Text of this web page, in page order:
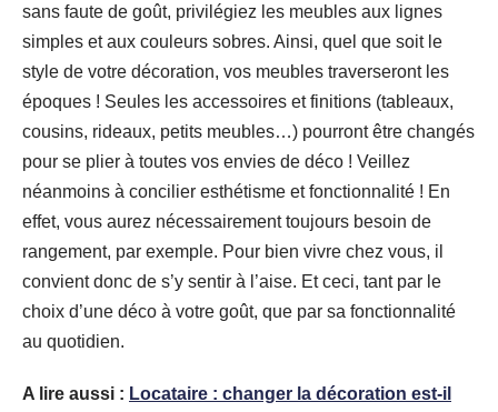
sans faute de goût, privilégiez les meubles aux lignes
simples et aux couleurs sobres. Ainsi, quel que soit le
style de votre décoration, vos meubles traverseront les
époques ! Seules les accessoires et finitions (tableaux,
cousins, rideaux, petits meubles…) pourront être changés
pour se plier à toutes vos envies de déco ! Veillez
néanmoins à concilier esthétisme et fonctionnalité ! En
effet, vous aurez nécessairement toujours besoin de
rangement, par exemple. Pour bien vivre chez vous, il
convient donc de s’y sentir à l’aise. Et ceci, tant par le
choix d’une déco à votre goût, que par sa fonctionnalité
au quotidien.
A lire aussi : Locataire : changer la décoration est-il